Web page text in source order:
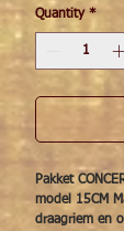
Quantity *
Pakket
model 15CM
draagriem en